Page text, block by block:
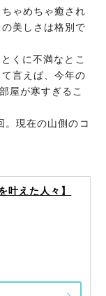
ゃめちゃ癒され
美しさは格別で
くに不満なとこ
言えば、今年の
屋が寒すぎるこ
。現在の山側のコ
叶えた人々】